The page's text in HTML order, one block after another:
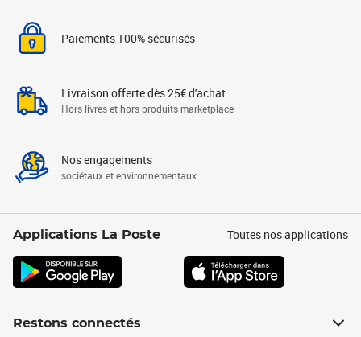
Paiements 100% sécurisés
Livraison offerte dès 25€ d'achat
Hors livres et hors produits marketplace
Nos engagements
sociétaux et environnementaux
Applications La Poste Toutes nos applications
Restons connectés